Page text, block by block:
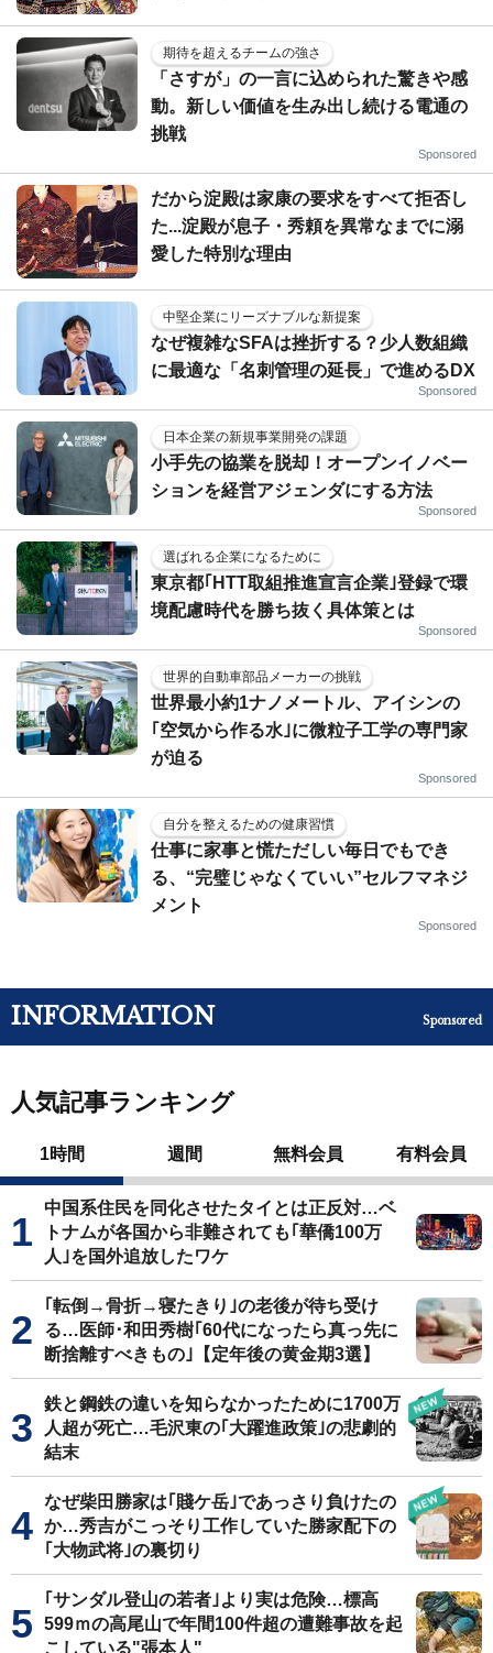
期待を超えるチームの強さ
「さすが」の一言に込められた驚きや感
動。新しい価値を生み出し続ける電通の
挑戦
Sponsored
だから淀殿は家康の要求をすべて拒否し
た...淀殿が息子・秀頼を異常なまでに溺
愛した特別な理由
中堅企業にリーズナブルな新提案
なぜ複雑なSFAは挫折する？少人数組織
に最適な「名刺管理の延長」で進めるDX
Sponsored
日本企業の新規事業開発の課題
小手先の協業を脱却！オープンイノベー
ションを経営アジェンダにする方法
Sponsored
選ばれる企業になるために
東京都｢HTT取組推進宣言企業｣登録で環
境配慮時代を勝ち抜く具体策とは
Sponsored
世界的自動車部品メーカーの挑戦
世界最小約1ナノメートル、アイシンの
｢空気から作る水｣に微粒子工学の専門家
が迫る
Sponsored
自分を整えるための健康習慣
仕事に家事と慌ただしい毎日でもでき
る、“完璧じゃなくていい”セルフマネジ
メント
Sponsored
INFORMATION Sponsored
人気記事ランキング
1時間 週間 無料会員 有料会員
中国系住民を同化させたタイとは正反対…ベ
トナムが各国から非難されても｢華僑100万
人｣を国外追放したワケ
｢転倒→骨折→寝たきり｣の老後が待ち受け
る…医師･和田秀樹｢60代になったら真っ先に
断捨離すべきもの｣【定年後の黄金期3選】
鉄と鋼鉄の違いを知らなかったために1700万
人超が死亡…毛沢東の｢大躍進政策｣の悲劇的
結末
なぜ柴田勝家は｢賤ケ岳｣であっさり負けたの
か…秀吉がこっそり工作していた勝家配下の
｢大物武将｣の裏切り
｢サンダル登山の若者｣より実は危険…標高
599ｍの高尾山で年間100件超の遭難事故を起
こしている"張本人"